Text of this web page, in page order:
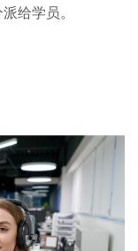
给学员。